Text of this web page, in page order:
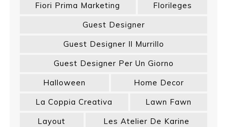
Fiori Prima Marketing
Florileges
Guest Designer
Guest Designer Il Murrillo
Guest Designer Per Un Giorno
Halloween
Home Decor
La Coppia Creativa
Lawn Fawn
Layout
Les Atelier De Karine